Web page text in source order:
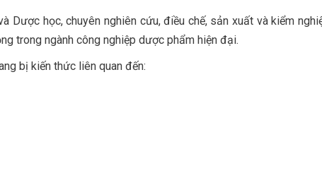
Dược học, chuyên nghiên cứu, điều chế, sản xuất và kiểm
trong ngành công nghiệp dược phẩm hiện đại.
bị kiến thức liên quan đến: